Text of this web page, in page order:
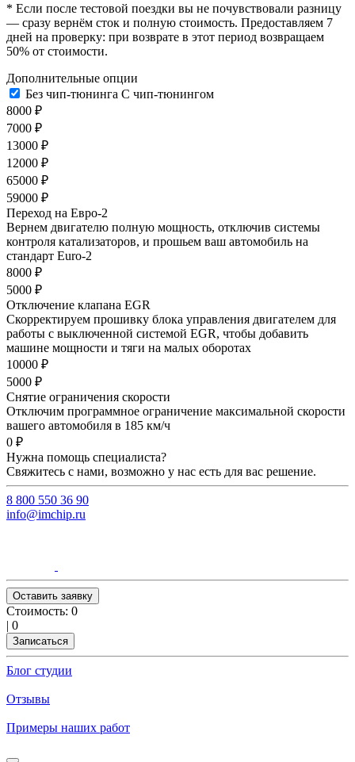
* Если после тестовой поездки вы не почувствовали разницу
— сразу вернём сток и полную стоимость. Предоставляем 7
дней на проверку: при возврате в этот период возвращаем
50% от стоимости.
Дополнительные опции
Без чип-тюнинга С чип-тюнингом
8000 ₽
7000 ₽
13000 ₽
12000 ₽
65000 ₽
59000 ₽
Переход на Евро-2
Вернем двигателю полную мощность, отключив системы
контроля катализаторов, и прошьем ваш автомобиль на
стандарт Euro-2
8000 ₽
5000 ₽
Отключение клапана EGR
Скорректируем прошивку блока управления двигателем для
работы с выключенной системой EGR, чтобы добавить
машине мощности и тяги на малых оборотах
10000 ₽
5000 ₽
Снятие ограничения скорости
Отключим программное ограничение максимальной скорости
вашего автомобиля в 185 км/ч
0 ₽
Нужна помощь специалиста?
Свяжитесь с нами, возможно у нас есть для вас решение.
8 800 550 36 90
info@imchip.ru
Оставить заявку
Стоимость: 0
| 0
Записаться
Блог студии
Отзывы
Примеры наших работ